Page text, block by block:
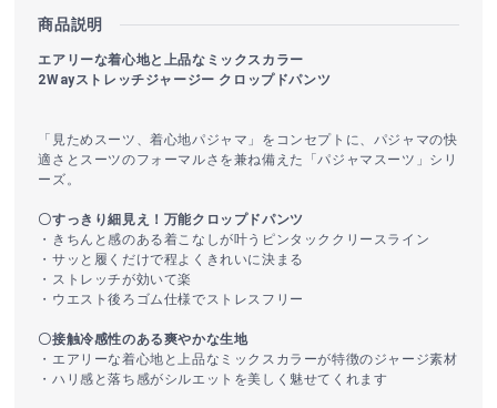
商品説明
エアリーな着心地と上品なミックスカラー
2Wayストレッチジャージー クロップドパンツ
「見ためスーツ、着心地パジャマ」をコンセプトに、パジャマの快
適さとスーツのフォーマルさを兼ね備えた「パジャマスーツ」シリ
ーズ。
〇すっきり細見え！万能クロップドパンツ
・きちんと感のある着こなしが叶うピンタッククリースライン
・サッと履くだけで程よくきれいに決まる
・ストレッチが効いて楽
・ウエスト後ろゴム仕様でストレスフリー
〇接触冷感性のある爽やかな生地
・エアリーな着心地と上品なミックスカラーが特徴のジャージ素材
・ハリ感と落ち感がシルエットを美しく魅せてくれます